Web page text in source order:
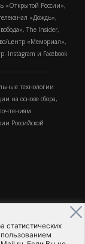
статистических
«Открытой России»,
«Дождь»,
The Insider,
центр «Мемориал»,
Instagram и Facebook
технологии
на основе сбора,
Российской